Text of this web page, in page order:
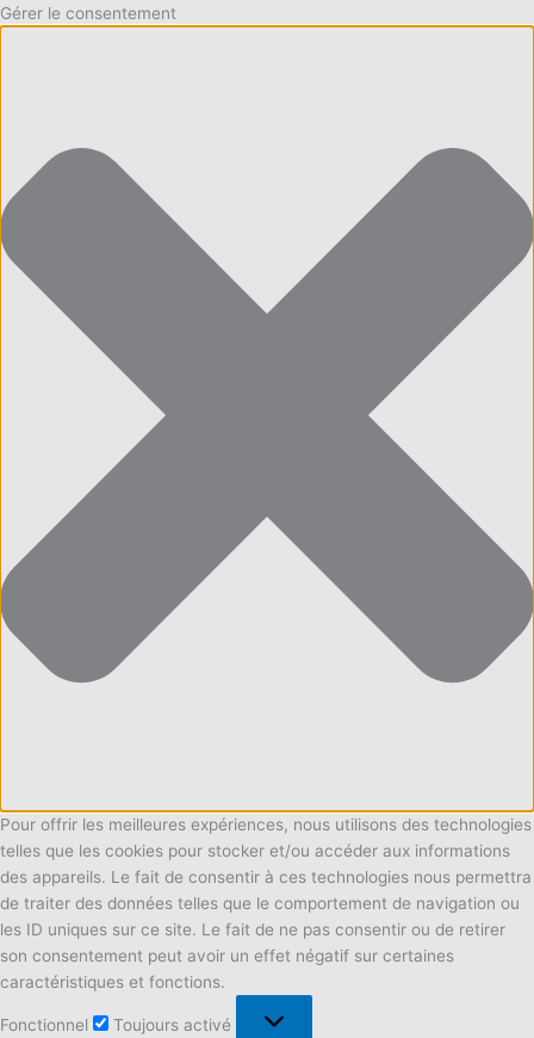
Gérer le consentement
Pour offrir les meilleures expériences, nous utilisons des technologies
telles que les cookies pour stocker et/ou accéder aux informations
des appareils. Le fait de consentir à ces technologies nous permettra
de traiter des données telles que le comportement de navigation ou
les ID uniques sur ce site. Le fait de ne pas consentir ou de retirer
son consentement peut avoir un effet négatif sur certaines
caractéristiques et fonctions.
Fonctionnel
Toujours activé